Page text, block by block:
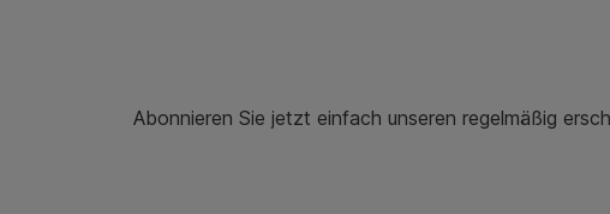
Abonnieren Sie jetzt einfach unseren regelmäßig